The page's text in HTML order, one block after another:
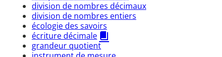
division de nombres décimaux
division de nombres entiers
écologie des savoirs
écriture décimale
grandeur quotient